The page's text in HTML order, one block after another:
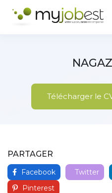
Télécharger le
PARTAGER
Facebook Twitter
Pinterest